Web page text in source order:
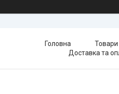
Головна Товари
Доставка та